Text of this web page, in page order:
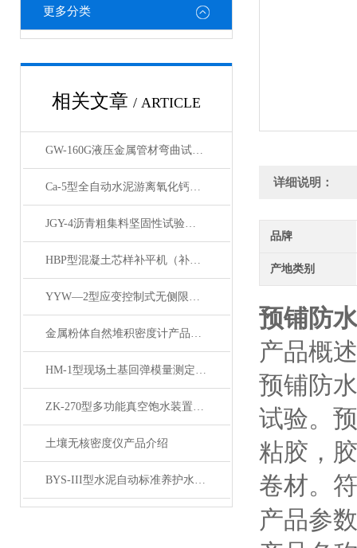
更多分类
相关文章 / ARTICLE
GW-160G液压金属管材弯曲试验机展示
Ca-5型全自动水泥游离氧化钙测定仪产品展示
JGY-4沥青粗集料坚固性试验测定仪产品展示
HBP型混凝土芯样补平机（补平器）产品展示
YYW—2型应变控制式无侧限压力仪 产品展示
金属粉体自然堆积密度计产品展示
HM-1型现场土基回弹模量测定仪产品简介
ZK-270型多功能真空饱水装置产品展示
土壤无核密度仪产品介绍
BYS-III型水泥自动标准养护水箱产品展示
详细说明：
品牌
产地类别
预铺防
产品概述
预铺防
试验。
粘胶，
卷材。
产品参数